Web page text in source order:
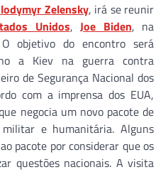
Zelensky, irá se reunir
Unidos, Joe Biden, na
objetivo do encontro será
a Kiev na guerra contra
de Segurança Nacional dos
com a imprensa dos EUA,
negocia um novo pacote de
e humanitária. Alguns
pacote por considerar que os
questões nacionais. A visita